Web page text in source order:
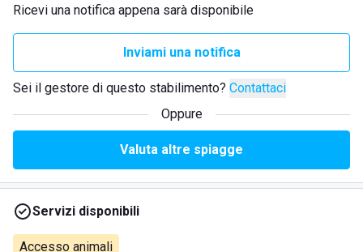
Ricevi una notifica appena sarà disponibile
Inviami una notifica
Sei il gestore di questo stabilimento? Contattaci
Oppure
Valuta altre spiagge
Servizi disponibili
Accesso animali